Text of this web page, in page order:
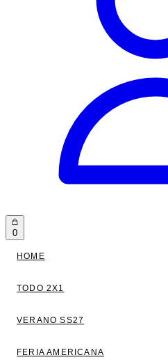
0
HOME
TODO 2X1
VERANO SS27
FERIA AMERICANA